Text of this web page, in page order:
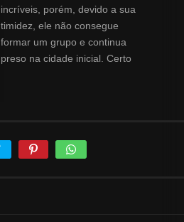
incríveis, porém, devido a sua
timidez, ele não consegue
formar um grupo e continua
preso na cidade inicial. Certo
de Toto agora está a todo vapor
depois de finalmente partir em